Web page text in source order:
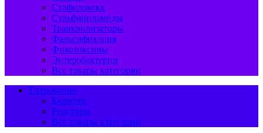
Стафилококк
Сульфаниламиды
Транквилизаторы
Фальсификация
Фикотоксины
Энтеробактерии
Все товары категории
Титрование
Бюретки
Реактивы
Все товары категории